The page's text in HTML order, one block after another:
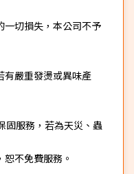
一切損失，本公司不予
有嚴重發燙或異味產
固服務，若為天災、蟲
不免費服務。